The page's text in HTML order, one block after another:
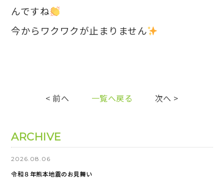
んですね
今からワクワクが止まりません
< 前へ 一覧へ戻る 次へ >
ARCHIVE
2026.08.06
令和８年熊本地震のお見舞い